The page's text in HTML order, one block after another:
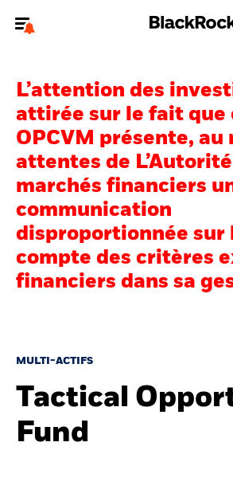
Pour accéder directement à un autre site
jourvotre type d'utilisateur
Nous connaître
Produits
Thèmes
Education
France
BlackRock
L’attention des
attirée sur le fait que
OPCVM présente, au
attentes de
marchés financiers
communication
disproportionnée sur
compte des critères
financiers dans sa
MULTI-ACTIFS
Tactical
Fund